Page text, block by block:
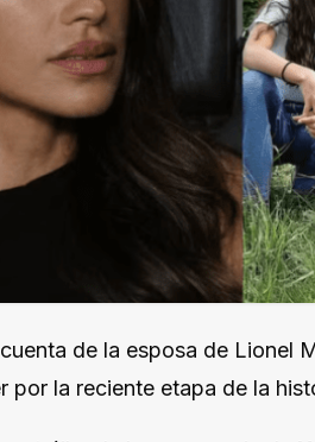
de la esposa de Lionel
por la reciente etapa de la